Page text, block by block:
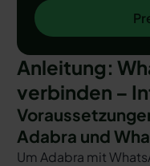
Preise ansehen
Anleitung:
verbinden –
Adabra und
Um Adabra mit